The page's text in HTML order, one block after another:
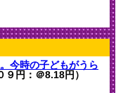
今時の子どもがうら
９円：＠8.18円）